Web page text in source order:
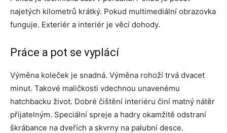
najetých kilometrů krátký. Pokud multimediální obrazovka
funguje. Exteriér a interiér je věcí dohody.
Práce a pot se vyplácí
Výměna koleček je snadná. Výměna rohoží trvá dvacet
minut. Takové maličkosti vdechnou unavenému
hatchbacku život. Dobré čištění interiéru činí matný nátěr
přijatelným. Speciální spreje a hadry okamžitě odstraní
škrábance na dveřích a skvrny na palubní desce.